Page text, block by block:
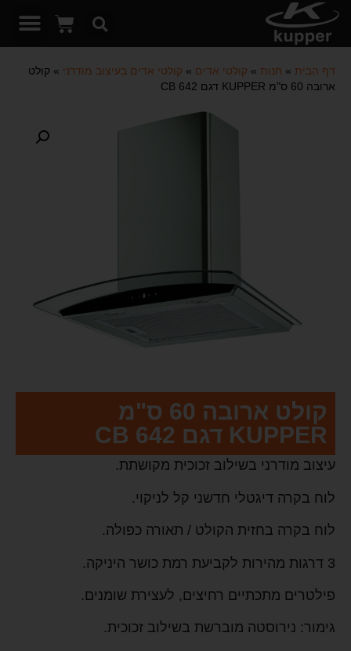
קולט ארובה 60 ס"מ
KUPPER דגם 642 CB
עיצוב מודרני בשילוב זכוכית מקושתת.
לוח בקרה דיגטלי חדשני קל לניקוי.
לוח בקרה בחזית הקולט / תאורה כפולה.
3 דרגות מהירות לקביעת רמת כושר היניקה.
פילטרים מתכתיים רחיצים, לעצירת שומנים.
גימור: נירוסטה מוברשת בשילוב זכוכית.
דף הבית » חנות » קולטי אדים » קולטי אדים בעיצוב מודרני » קולט
ארובה 60 ס"מ KUPPER דגם 642 CB